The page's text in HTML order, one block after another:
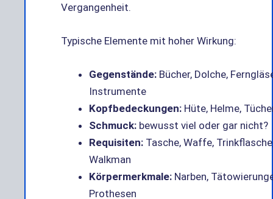
Vergangenheit.
Typische Elemente mit hoher Wirkung:
Gegenstände:Bücher, Dolche,
Instrumente
Kopfbedeckungen:Hüte, Helme,
Schmuck:bewusst viel oder gar nicht?
Requisiten:Tasche, Waffe,
Walkman
Körpermerkmale:Narben,
Prothesen